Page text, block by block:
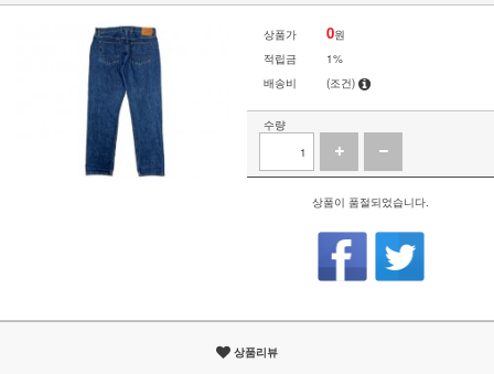
상품가 0원
적립금
1%
배송비
(조건)
수량
상품이 품절되었습니다.
상품리뷰